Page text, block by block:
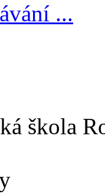
...
škola